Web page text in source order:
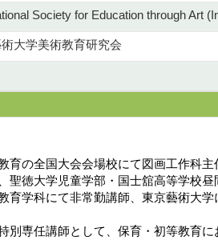
Society for Education through Art
大学美術教育研究会
育の全国大会会場校にて図画工作科
聖徳大学児童学部・国士舘高等学校
育学科にて非常勤講師、東京藝術大学
別専任講師として、保育・初等教育